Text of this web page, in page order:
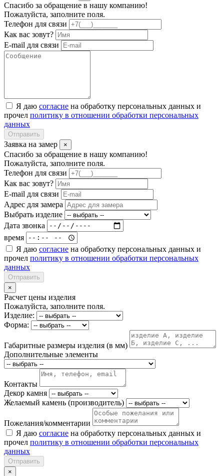
Спасибо за обращение в нашу компанию!
Пожалуйста, заполните поля.
Телефон для связи
Как вас зовут?
E-mail для связи
Я даю согласие на обработку персональных данных и
прочел политику в отношении обработки персональных
данных
Отправить
Заявка на замер ×
Спасибо за обращение в нашу компанию!
Пожалуйста, заполните поля.
Телефон для связи
Как вас зовут?
E-mail для связи
Адрес для замера
Выбрать изделие
Дата звонка
время
Я даю согласие на обработку персональных данных и
прочел политику в отношении обработки персональных
данных
Отправить
×
Расчет цены изделия
Пожалуйста, заполните поля.
Изделие:
Форма:
Габаритные размеры изделия (в мм)
Дополнительные элементы
Контакты
Декор камня
Желаемый камень (производитель)
Пожелания/комментарии
Я даю согласие на обработку персональных данных и
прочел политику в отношении обработки персональных
данных
Отправить
×